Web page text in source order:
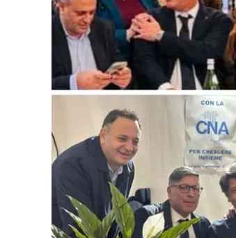
Streaming